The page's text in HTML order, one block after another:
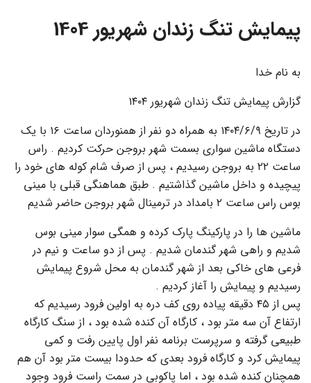
پیمایش تنگ زندان شهریور 1404
به نام خدا
گزارش پیمایش تنگ زندان شهریور ۱۴۰۴
در تاریخ ۱۴۰۴/۶/۹ به همراه دو نفر از همنوردان ساعت ۱۶ با یک
دستگاه ماشین سواری بسمت شهر بروجن حرکت کردیم . راس
ساعت ۲۲ به بروجن رسیدیم ، پس از صرف شام کوله های خود را
پیچیده و داخل ماشین گذاشتیم . طبق هماهنگی قبلی با مینی
بوس راس ساعت ۲ بامداد در ترمینال شهر بروجن حاضر شدیم
ماشین ها را در پارکینگ پارک کرده و همگی سوار مینی بوس
شدیم و راهی شهر گندمان شدیم . پس از دو ساعت و نیم در
فرعی های خاکی بعد از شهر گندمان به محل شروع پیمایش
رسیدیم و پیمایش را آغاز کردیم .
پس از ۴۵ دقیقه پیاده روی کف دره به اولین فرود رسیدیم که
ارتفاع آن سه متر بود ، کارگاه آن کنده شده بود ، از سنگ کارگاه
طبیعی گرفته و سرپرست برنامه نفر اول پایین رفت و کمی
پیمایش کرد و کارگاه فرود بعدی که حدودا بیست متر بود آن هم
همچنان کنده شده بود ، اما پاکوبی در سمت راست فرود وجود